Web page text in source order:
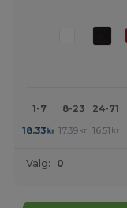
1-7
8-23 24-71
18.33kr 17.39 kr 16.51 kr
Valg: 0